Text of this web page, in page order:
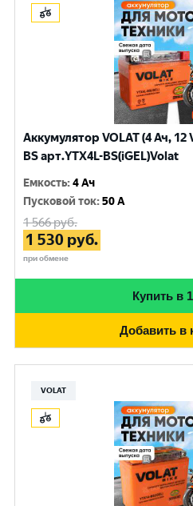
Аккумулятор VOLAT (4 Ач, 12
BS арт.YTX4L-BS(iGEL)Volat
Емкость:4 Ач
Пусковой ток:50 A
1 566руб.
1 530 руб.
при обмене
Купить в
Добавить в
VOLAT